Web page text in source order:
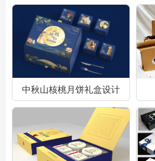
中秋山核桃月饼礼盒设计